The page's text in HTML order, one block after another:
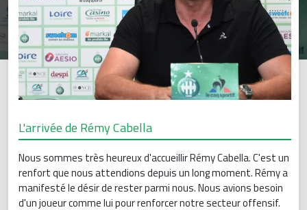
L'arrivée de Rémy Cabella
Nous sommes très heureux d'accueillir Rémy Cabella. C'est un
renfort que nous attendions depuis un long moment. Rémy a
manifesté le désir de rester parmi nous. Nous avions besoin
d'un joueur comme lui pour renforcer notre secteur offensif.